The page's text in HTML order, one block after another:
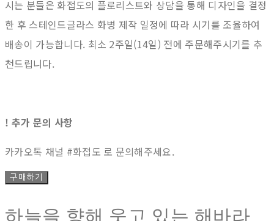
시는 분들은 화접도의 플로리스트와 상담을 통해 디자인을 결정
한 후 스테인드글라스 화병 제작 일정에 따라 시기를 조율하여
배송이 가능합니다. 최소 2주일(14일) 전에 주문해주시기를 추
천드립니다.
! 추가 문의 사항
카카오톡 채널 #화접도 로 문의해주세요.
구매하기
하늘을 향해 웃고 있는 해바라